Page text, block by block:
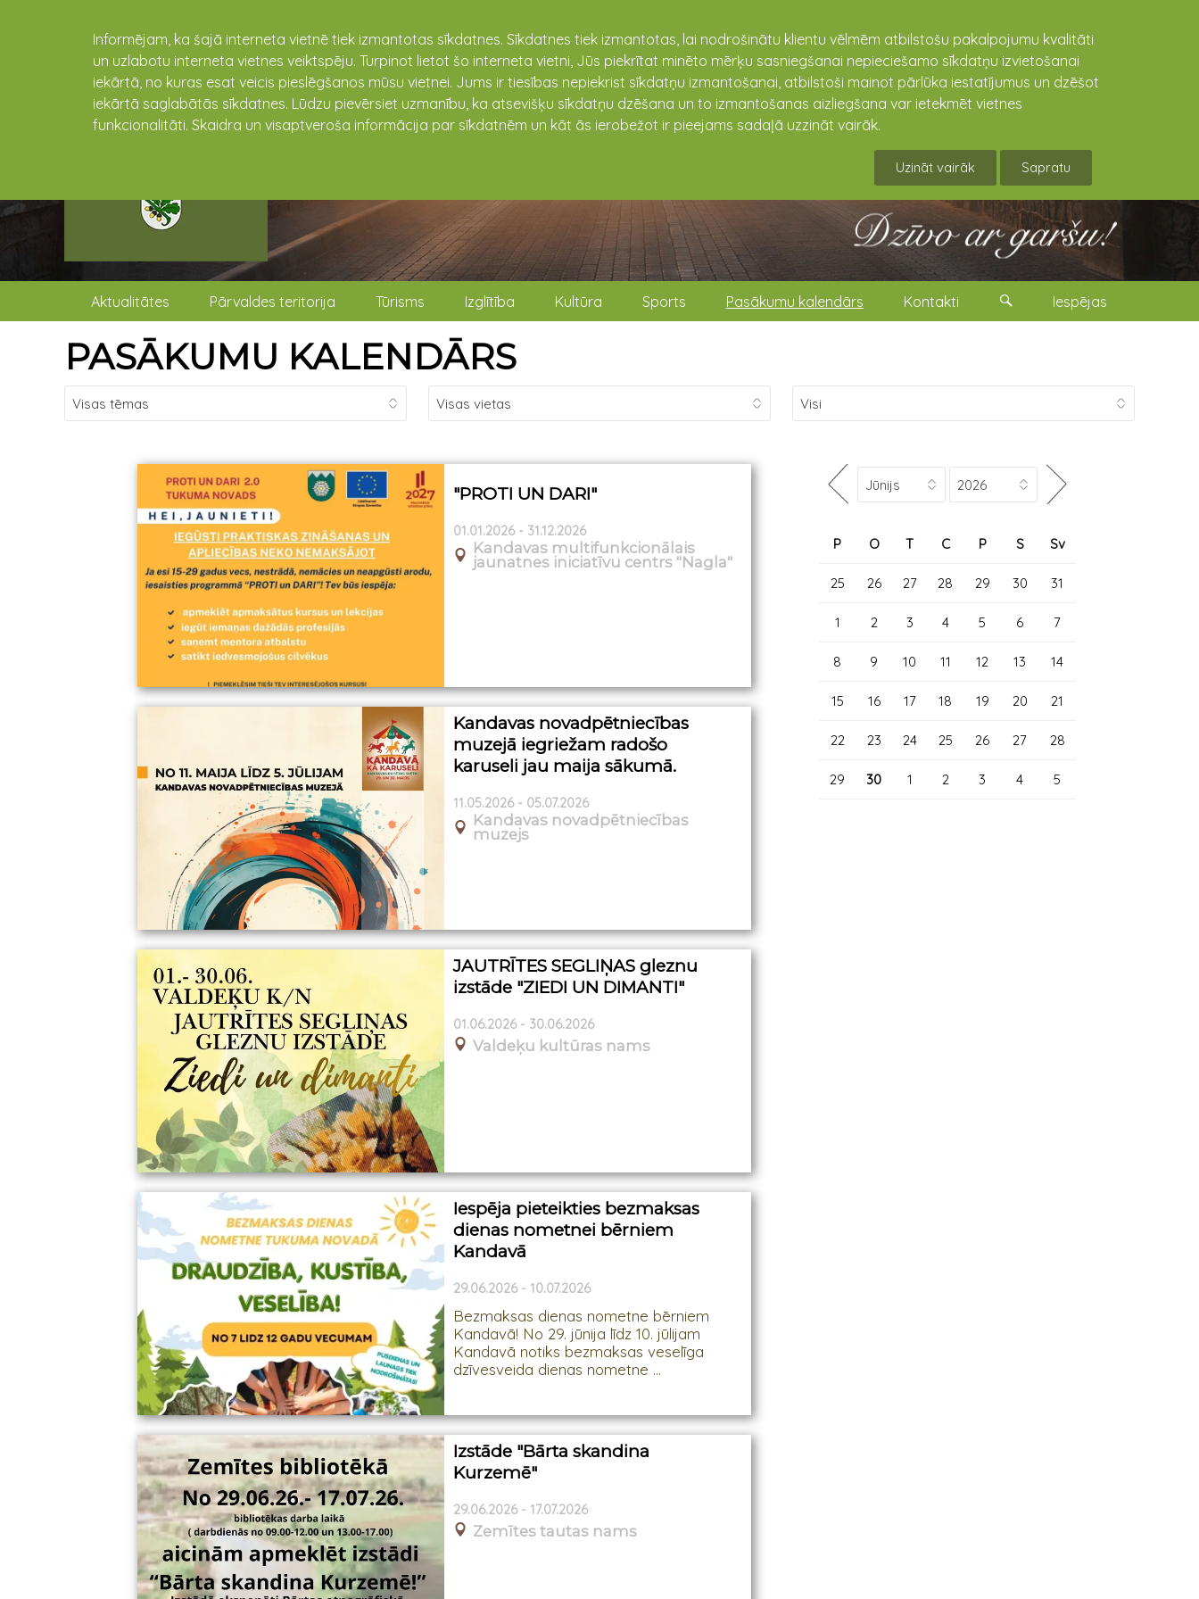
Informējam, ka šajā interneta vietnē tiek izmantotas sīkdatnes. Sīkdatnes tiek izmantotas, lai nodrošinātu klientu vēlmēm atbilstošu pakalpojumu kvalitāti
un uzlabotu interneta vietnes veiktspēju. Turpinot lietot šo interneta vietni, Jūs piekrītat minēto mērķu sasniegšanai nepieciešamo sīkdatņu izvietošanai
iekārtā, no kuras esat veicis pieslēgšanos mūsu vietnei. Jums ir tiesības nepiekrist sīkdatņu izmantošanai, atbilstoši mainot pārlūka iestatījumus un dzēšot
iekārtā saglabātās sīkdatnes. Lūdzu pievērsiet uzmanību, ka atsevišķu sīkdatņu dzēšana un to izmantošanas aizliegšana var ietekmēt vietnes
funkcionalitāti. Skaidra un visaptveroša informācija par sīkdatnēm un kāt ās ierobežot ir pieejams sadaļā uzzināt vairāk.
Uzināt vairāk Sapratu
Aktualitātes Pārvaldes teritorija Tūrisms Izglītība Kultūra Sports Pasākumu kalendārs Kontakti Iespējas
PASĀKUMU KALENDĀRS
"PROTI UN DARI"
01.01.2026 - 31.12.2026
Kandavas multifunkcionālais
jaunatnes iniciatīvu centrs "Nagla"
Kandavas novadpētniecības
muzejā iegriežam radošo
karuseli jau maija sākumā.
11.05.2026 - 05.07.2026
Kandavas novadpētniecības
muzejs
JAUTRĪTES SEGLIŅAS gleznu
izstāde "ZIEDI UN DIMANTI"
01.06.2026 - 30.06.2026
Valdeķu kultūras nams
Iespēja pieteikties bezmaksas
dienas nometnei bērniem
Kandavā
29.06.2026 - 10.07.2026
Bezmaksas dienas nometne bērniem
Kandavā! No 29. jūnija līdz 10. jūlijam
Kandavā notiks bezmaksas veselīga
dzīvesveida dienas nometne ...
Izstāde "Bārta skandina
Kurzemē"
29.06.2026 - 17.07.2026
Zemītes tautas nams
P O T C P S Sv
25 26 27 28 29 30 31
1 2 3 4 5 6 7
8 9 10 11 12 13 14
15 16 17 18 19 20 21
22 23 24 25 26 27 28
29 30 1 2 3 4 5